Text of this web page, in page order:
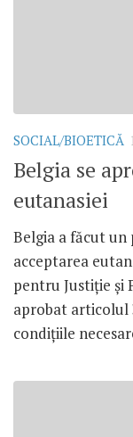
SOCIAL/BIOETICĂ
Belgia se
eutanasiei
Belgia a făcut un
acceptarea
pentru Justiţie şi
aprobat articolul
condiţiile